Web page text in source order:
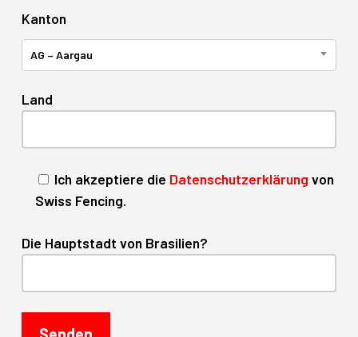
Kanton
AG – Aargau
Land
Ich akzeptiere die Datenschutzerklärung von
Swiss Fencing.
Die Hauptstadt von Brasilien?